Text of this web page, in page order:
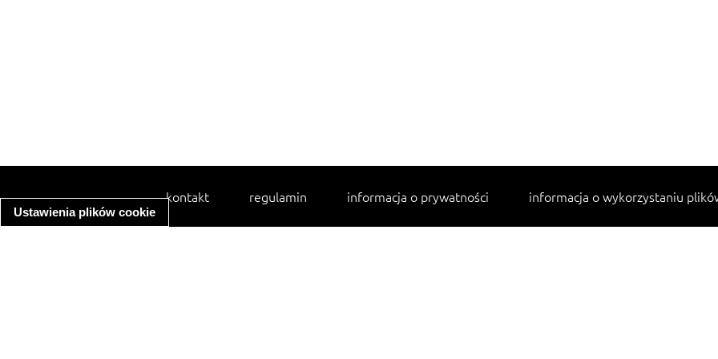
Ustawienia plików cookie
kontakt regulamin informacja o prywatności informacja o wykorzystaniu
Najpopularniejsze przepisy